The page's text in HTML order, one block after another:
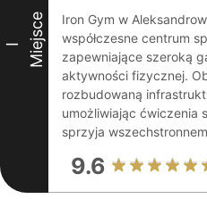
I Miejsce
Iron Gym w
współczesne centrum
zapewniające szeroką
aktywności fizycznej.
rozbudowaną
umożliwiając ćwiczenia
sprzyja
9.6